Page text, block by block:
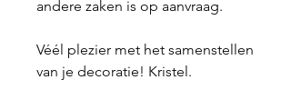
andere zaken is op aanvraag.
Véél plezier met het samenstellen
van je decoratie! Kristel.